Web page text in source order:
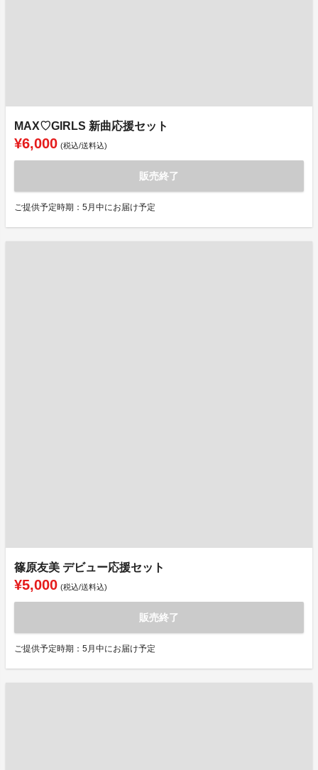
MAX♡GIRLS 新曲応援セット
¥6,000 (税込/送料込)
販売終了
ご提供予定時期：5月中にお届け予定
篠原友美 デビュー応援セット
¥5,000 (税込/送料込)
販売終了
ご提供予定時期：5月中にお届け予定